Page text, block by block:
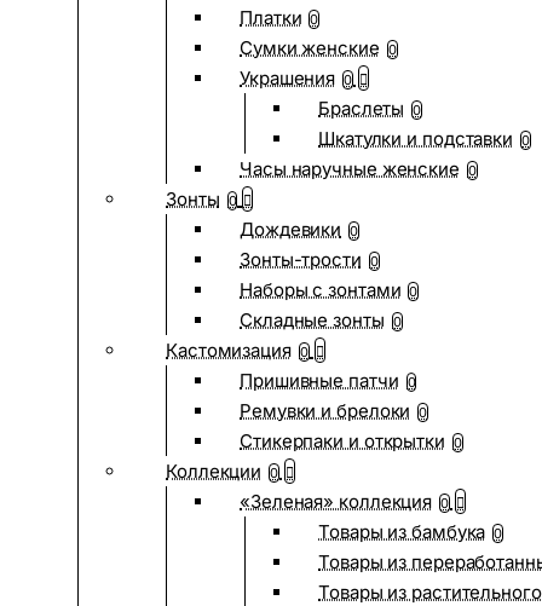
Платки 0
Сумки женские 0
Украшения 0
Браслеты 0
Шкатулки и подставки 0
Часы наручные женские 0
Зонты 0
Дождевики 0
Зонты-трости 0
Наборы с зонтами 0
Складные зонты 0
Кастомизация 0
Пришивные патчи 0
Ремувки и брелоки 0
Стикерпаки и открытки 0
Коллекции 0
«Зеленая» коллекция 0
Товары из бамбука 0
Товары из
Товары из